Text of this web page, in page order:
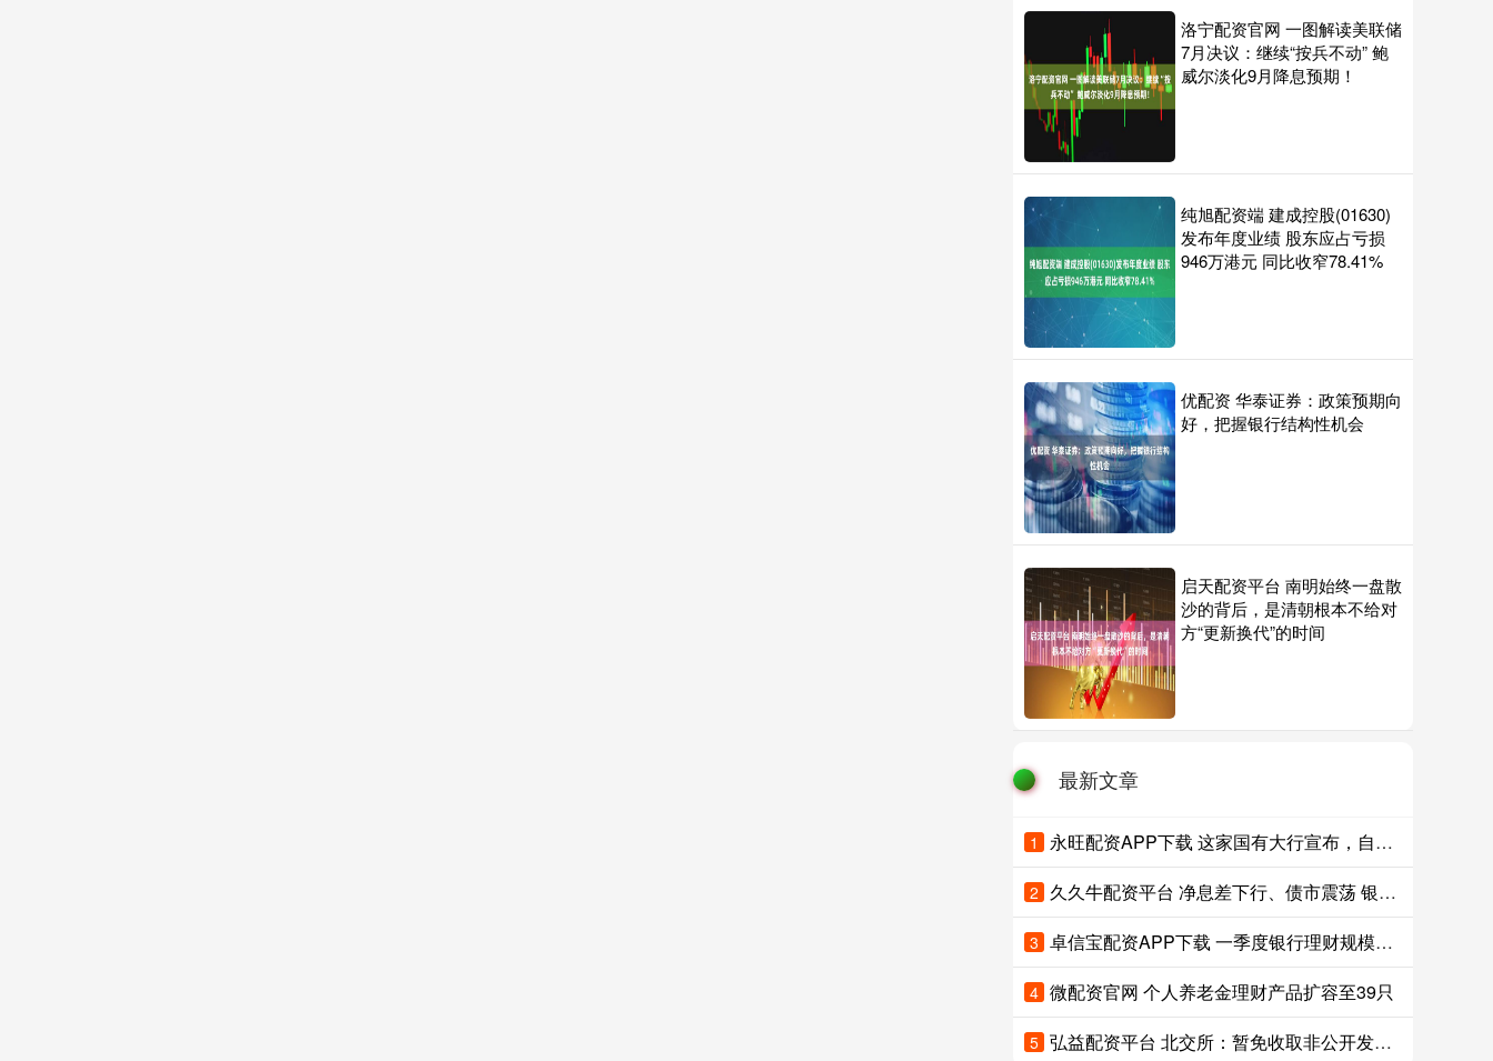
洛宁配资官网 一图解读美联储
7月决议：继续“按兵不动” 鲍
威尔淡化9月降息预期！
纯旭配资端 建成控股(01630)
发布年度业绩 股东应占亏损
946万港元 同比收窄78.41%
优配资 华泰证券：政策预期向
好，把握银行结构性机会
启天配资平台 南明始终一盘散
沙的背后，是清朝根本不给对
方“更新换代”的时间
最新文章
1 永旺配资APP下载 这家国有大行宣布，自有卫星成功上天！
2 久久牛配资平台 净息差下行、债市震荡 银行突围策略备受机构关注
3 卓信宝配资APP下载 一季度银行理财规模排名调整 行业竞争关键从渠道转向投研能力
4 微配资官网 个人养老金理财产品扩容至39只
5 弘益配资平台 北交所：暂免收取非公开发行公司债券挂牌初费和挂牌年费